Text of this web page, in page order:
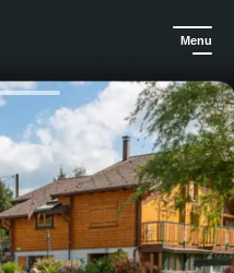
Menu
Charmantes kleines Chalet "La Zaubette" in den Vogesen